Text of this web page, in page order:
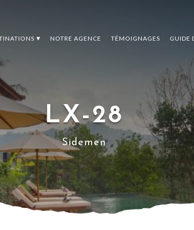
NOTRE AGENCE TÉMOIGNAGES GUIDE
LX-28
Sidemen